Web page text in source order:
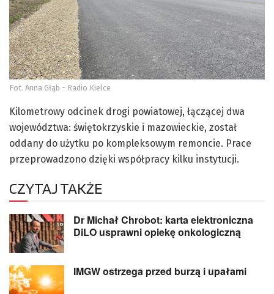
Fot. Anna Głąb - Radio Kielce
Kilometrowy odcinek drogi powiatowej, łączącej dwa
województwa: świętokrzyskie i mazowieckie, został
oddany do użytku po kompleksowym remoncie. Prace
przeprowadzono dzięki współpracy kilku instytucji.
CZYTAJ TAKŻE
Dr Michał Chrobot: karta elektroniczna
DiLO usprawni opiekę onkologiczną
IMGW ostrzega przed burzą i upałami